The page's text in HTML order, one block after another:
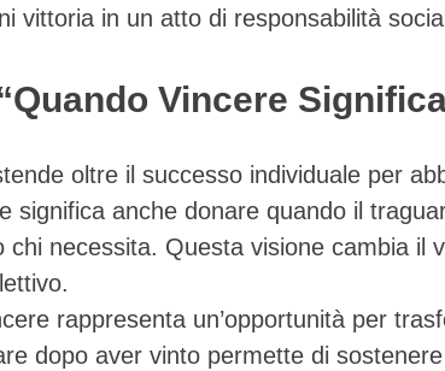
vittoria in un atto di responsabilità
Vincere
oltre il successo individuale per
significa anche donare quando il
necessita. Questa visione cambia il
rappresenta un’opportunità per
dopo aver vinto permette di